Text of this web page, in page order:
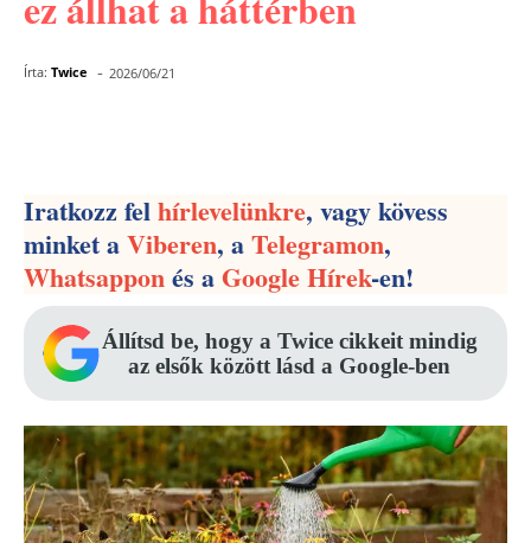
Írta: Twice - 2026/06/21
Iratkozz felhírlevelünkre, vagy kövess
minket aViberen, aTelegramon,
Whatsapponés aGoogle Hírek-en!
Állítsd be, hogy a Twice cikkeit mindig
az elsők között lásd a Google-ben